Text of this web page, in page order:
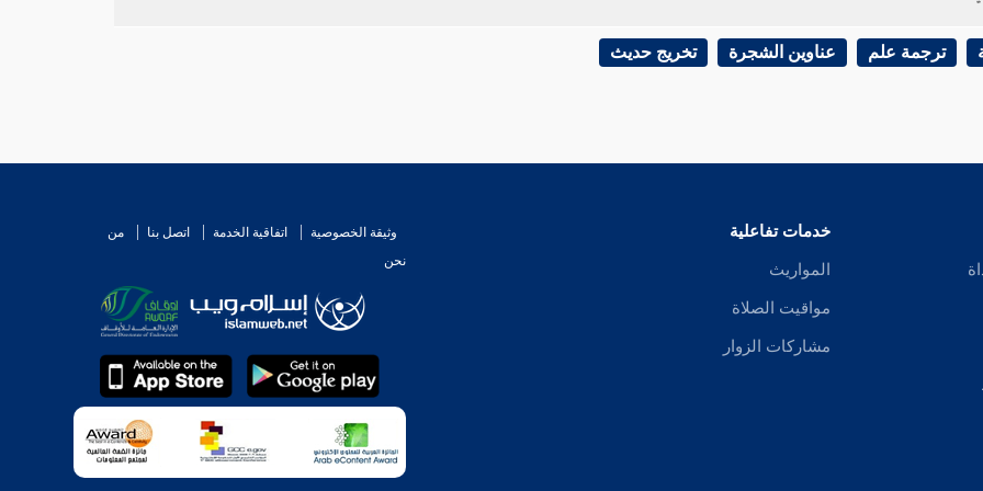
ترجمة علم عناوين الشجرة تخريج حديث
خدمات تفاعلية
المواريث
مواقيت الصلاة
مشاركات الزوار
وثيقة الخصوصية اتفاقية الخدمة اتصل بنا
من
نحن